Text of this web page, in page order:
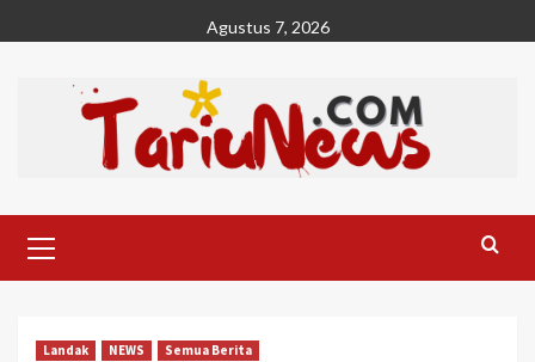
to
Agustus 7, 2026
Menu
Landak NEWS Semua Berita